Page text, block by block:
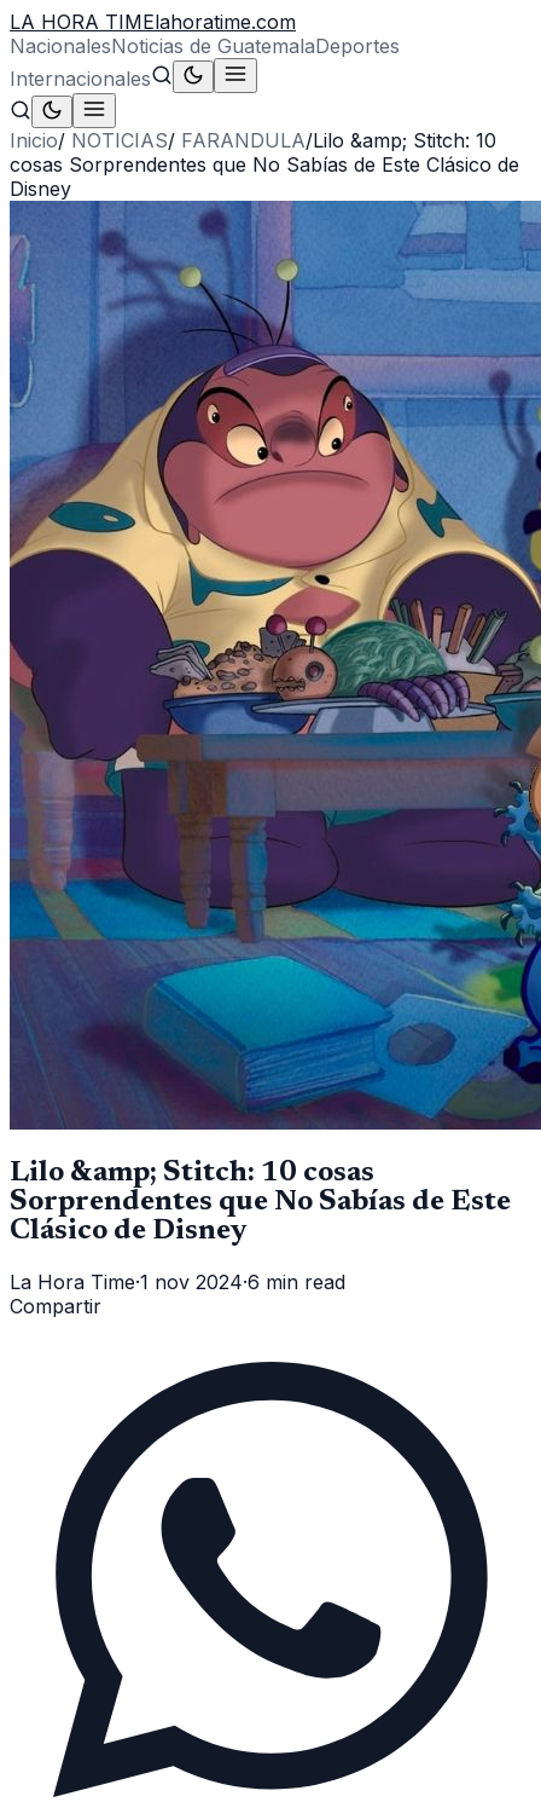
LA HORA TIMElahoratime.com
NacionalesNoticias de GuatemalaDeportes
Internacionales
Inicio/ NOTICIAS/ FARANDULA/Lilo &amp; Stitch: 10
cosas Sorprendentes que No Sabías de Este Clásico de
Disney
Lilo &amp; Stitch: 10 cosas
Sorprendentes que No Sabías de Este
Clásico de Disney
La Hora Time·1 nov 2024·6 min read
Compartir